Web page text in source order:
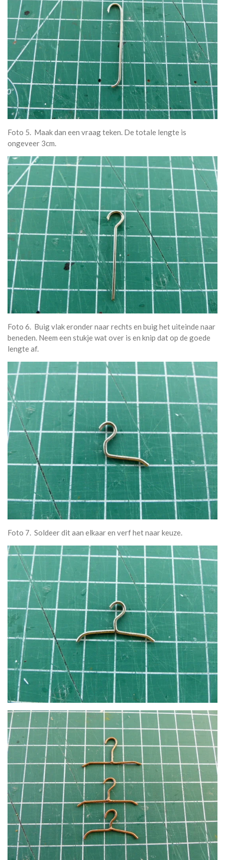
Foto 5. Maak dan een vraag teken. De totale lengte is
ongeveer 3cm.
Foto 6. Buig vlak eronder naar rechts en buig het uiteinde naar
beneden. Neem een stukje wat over is en knip dat op de goede
lengte af.
Foto 7. Soldeer dit aan elkaar en verf het naar keuze.